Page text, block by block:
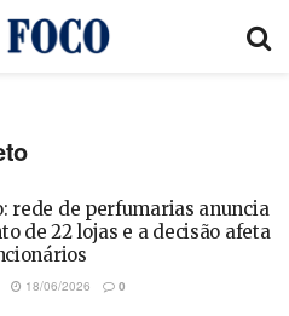
rede de perfumarias anuncia
de 22 lojas e a decisão afeta
18/06/2026 0